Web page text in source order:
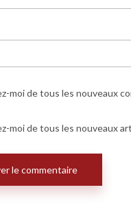
moi de tous les nouveaux
moi de tous les nouveaux